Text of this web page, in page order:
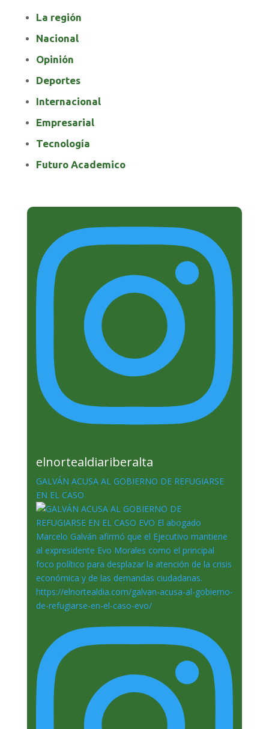
La región
Nacional
Opinión
Deportes
Internacional
Empresarial
Tecnología
Futuro Academico
elnortealdiariberalta
GALVÁN ACUSA AL GOBIERNO DE REFUGIARSE
EN EL CASO